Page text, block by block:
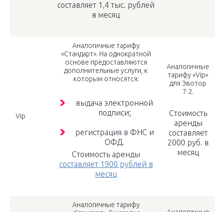
составляет 1,4 тыс. рублей
в месяц
Vip
Аналогичные тарифу
«Стандарт». На однократной
основе предоставляются
дополнительные услуги, к
которым относятся:
выдача электронной
подписи;
регистрация в ФНС и
ОФД.
Стоимость аренды
составляет 1900 рублей в
месяц
Аналогичные
тарифу «Vip»
для Эвотор
7.2.
Стоимость
аренды
составляет
2000 руб. в
месяц
Аналогичные тарифу